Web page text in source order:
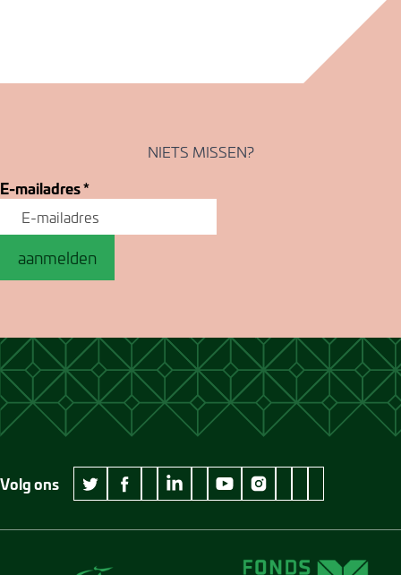
NIETS MISSEN?
E-mailadres*
aanmelden
Volg ons
twitter Museum Jan Cunen
facebook Museum Jan Cunen
wikipedia Museum Jan Cunen
linkedin Museum Jan Cunen
googleplus Museum Jan Cunen
youtube Museum Jan Cunen
instagram Museum